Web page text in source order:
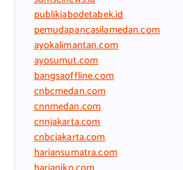
publikjabodetabek.id
pemudapancasilamedan.com
ayokalimantan.com
ayosumut.com
bangsaoffline.com
cnbcmedan.com
cnnmedan.com
cnnjakarta.com
cnbcjakarta.com
hariansumatra.com